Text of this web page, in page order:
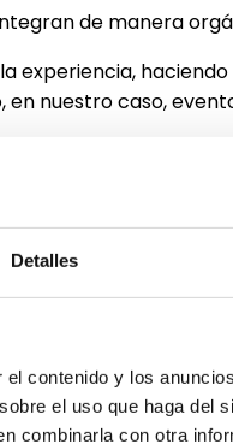
Detalles
contenido y los
el uso que haga del
combinarla con otra
de manera
experiencia,
nuestro caso,
la marca,
da a las marcas la
factores que